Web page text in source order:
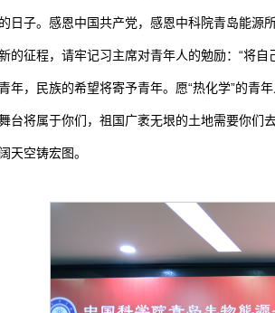
日子。感恩中国共产党，感恩中科院青岛能源
的征程，请牢记习主席对青年人的勉励：“将
年，民族的希望将寄予青年。愿“热化学”的青
台将属于你们，祖国广袤无垠的土地需要你们
天空铸宏图。